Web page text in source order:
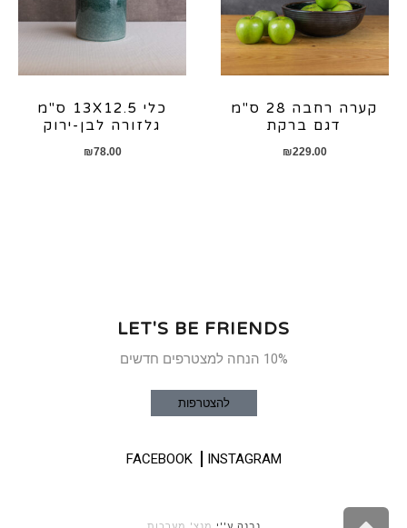
קערה רחבה 28 ס"מ
דגם ברקת
₪229.00
כלי 13X12.5 ס"מ
גלזורה לבן-ירוק
₪78.00
LET'S BE FRIENDS
10% הנחה למצטרפים חדשים
להצטרפות
FACEBOOK INSTAGRAM